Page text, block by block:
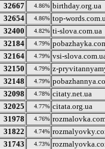
32667 4.86% birthday.org.ua
32654 4.86% top-
32400 4.82% ti-slova.com.ua
32184 4.79%
32164 4.79% vsi-
32150 4.79% z-
32148 4.79%
32098 4.78% citaty.net.ua
32025 4.77% citata.org.ua
31978 4.76%
31822 4.74%
31743 4.73%